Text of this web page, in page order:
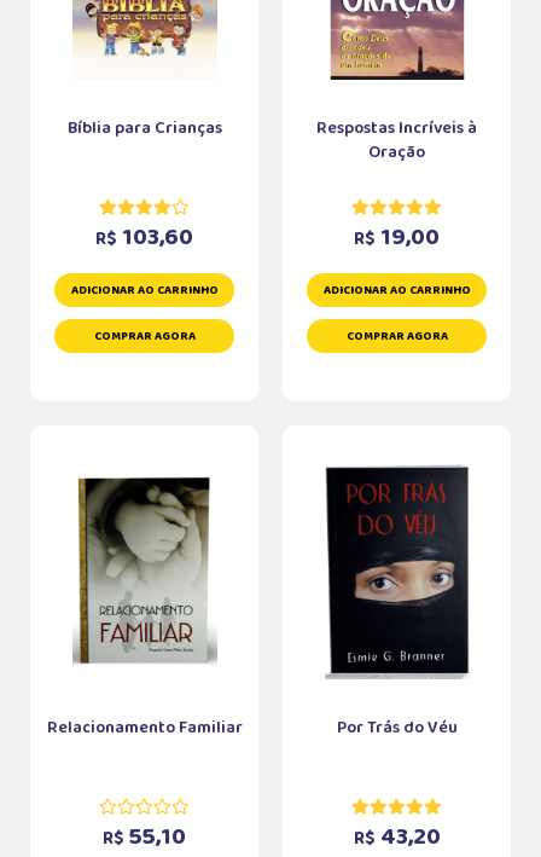
Bíblia para Crianças
R$ 103,60
ADICIONAR AO CARRINHO
COMPRAR AGORA
Respostas Incríveis à
Oração
R$ 19,00
ADICIONAR AO CARRINHO
COMPRAR AGORA
Relacionamento Familiar
R$ 55,10
Por Trás do Véu
R$ 43,20